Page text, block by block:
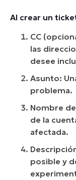
Al crear un
CC
las
desee
Asunto:
problema.
Nombre
de la
afectada.
posible y